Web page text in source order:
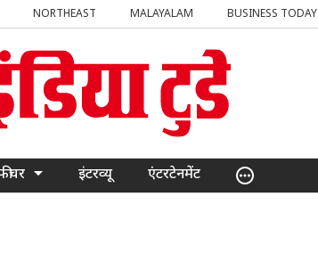
NORTHEAST MALAYALAM BUSINESS TODAY
इंटरव्यू एंटरटेनमेंट